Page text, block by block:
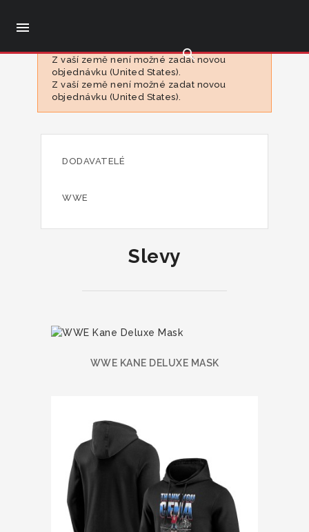

search
Z vaší země není možné zadat novou
objednávku (United States).
Z vaší země není možné zadat novou
objednávku (United States).
DODAVATELÉ
WWE
Slevy
WWE KANE DELUXE MASK